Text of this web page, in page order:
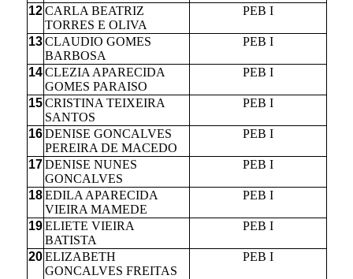
12 CARLA BEATRIZ
TORRES E OLIVA
PEB I
13 CLAUDIO GOMES
BARBOSA
PEB I
14 CLEZIA APARECIDA
GOMES PARAISO
PEB I
15 CRISTINA TEIXEIRA
SANTOS
PEB I
16 DENISE GONCALVES
PEREIRA DE MACEDO
PEB I
17 DENISE NUNES
GONCALVES
PEB I
18 EDILA APARECIDA
VIEIRA MAMEDE
PEB I
19 ELIETE VIEIRA
BATISTA
PEB I
20 ELIZABETH
GONCALVES FREITAS
PEB I